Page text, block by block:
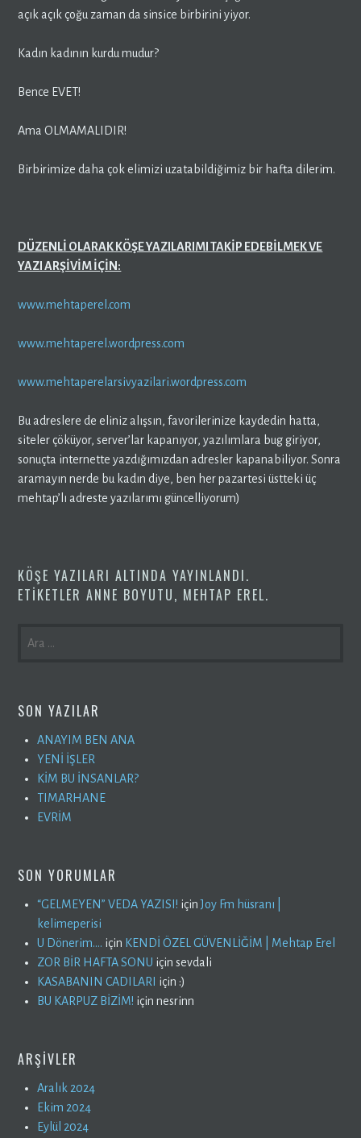
açık açık çoğu zaman da sinsice birbirini yiyor.
Kadın kadının kurdu mudur?
Bence EVET!
Ama OLMAMALIDIR!
Birbirimize daha çok elimizi uzatabildiğimiz bir hafta dilerim.
DÜZENLİ OLARAK KÖŞE YAZILARIMI TAKİP EDEBİLMEK VE
YAZI ARŞİVİM İÇİN:
www.mehtaperel.com
www.mehtaperel.wordpress.com
www.mehtaperelarsivyazilari.wordpress.com
Bu adreslere de eliniz alışsın, favorilerinize kaydedin hatta,
siteler çöküyor, server’lar kapanıyor, yazılımlara bug giriyor,
sonuçta internette yazdığımızdan adresler kapanabiliyor. Sonra
aramayın nerde bu kadın diye, ben her pazartesi üstteki üç
mehtap’lı adreste yazılarımı güncelliyorum)
KÖŞE YAZILARI ALTINDA YAYINLANDI.
ETIKETLERANNE BOYUTU, MEHTAP EREL.
SON YAZILAR
ANAYIM BEN ANA
YENİ İŞLER
KİM BU İNSANLAR?
TIMARHANE
EVRİM
SON YORUMLAR
“GELMEYEN” VEDA YAZISI! içinJoy Fm hüsranı |
kelimeperisi
U Dönerim…. için KENDİ ÖZEL GÜVENLİĞİM | Mehtap Erel
ZOR BİR HAFTA SONU içinsevdali
KASABANIN CADILARI
için :)
BU KARPUZ BİZİM! içinnesrinn
ARŞIVLER
Aralık 2024
Ekim 2024
Eylül 2024